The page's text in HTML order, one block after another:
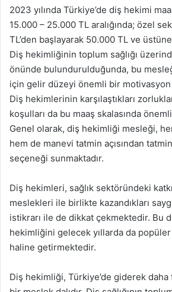
2023 yılında Türkiye’de diş hekimi
15.000 – 25.000 TL aralığında; özel
TL’den başlayarak 50.000 TL ve
Diş hekimliğinin toplum sağlığı
önünde bulundurulduğunda, bu
için gelir düzeyi önemli bir motivasyon
Diş hekimlerinin karşılaştıkları
koşulları da bu maaş skalasında
Genel olarak, diş hekimliği mesleği,
hem de manevi tatmin açısından
seçeneği sunmaktadır.
Diş hekimleri, sağlık sektöründeki
meslekleri ile birlikte kazandıkları
istikrarı ile de dikkat çekmektedir. Bu
hekimliğini gelecek yıllarda da
haline getirmektedir.
Diş hekimliği, Türkiye’de giderek daha